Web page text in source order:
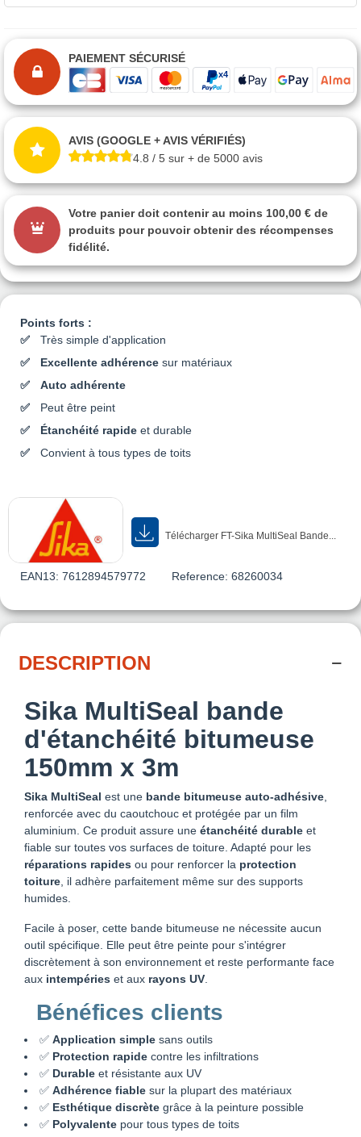
Points forts :
Très simple d'application
Excellente adhérence sur matériaux
Auto adhérente
Peut être peint
Étanchéité rapide et durable
Convient à tous types de toits
Télécharger FT-Sika MultiSeal Bande...
EAN13: 7612894579772 Reference: 68260034
PAIEMENT SÉCURISÉ
AVIS (GOOGLE + AVIS VÉRIFIÉS)
4.8 / 5 sur + de 5000 avis
Votre panier doit contenir au moins 100,00 € de
produits pour pouvoir obtenir des récompenses
fidélité.
DESCRIPTION
Sika MultiSeal bande
d'étanchéité bitumeuse
150mm x 3m
Sika MultiSeal est une bande bitumeuse auto-adhésive
renforcée avec du caoutchouc et protégée par un film
aluminium. Ce produit assure une étanchéité durable et
fiable sur toutes vos surfaces de toiture. Adapté pour les
réparations rapides ou pour renforcer la protection
toiture , il adhère parfaitement même sur des supports
humides.
Facile à poser, cette bande bitumeuse ne nécessite aucun
outil spécifique. Elle peut être peinte pour s'intégrer
discrètement à son environnement et reste performante face
aux intempéries et aux rayons UV
Bénéfices clients
✅ Application simple sans outils
✅ Protection rapide contre les infiltrations
✅ Durable et résistante aux UV
✅ Adhérence fiable sur la plupart des matériaux
✅ Esthétique discrète grâce à la peinture possible
✅ Polyvalente pour tous types de toits